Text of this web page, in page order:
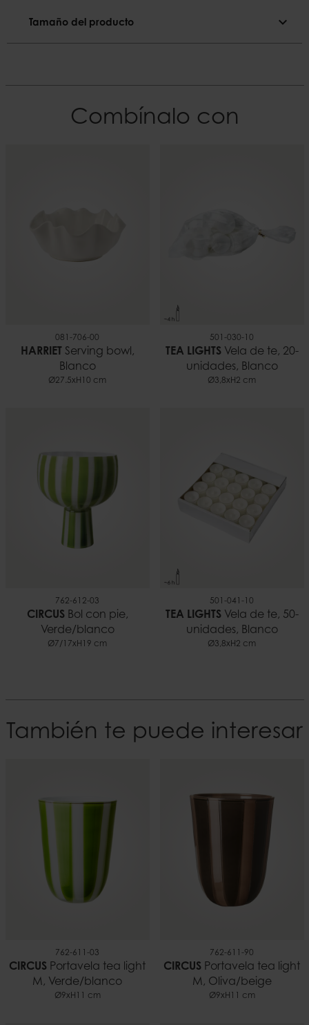
Lavado a mano.
Tamaño del producto expand_more
Combínalo con
081-706-00
HARRIET Serving bowl,
Blanco
Ø27.5xH10 cm
501-030-10
TEA LIGHTSVela de te, 20-
unidades, Blanco
Ø3,8xH2 cm
762-612-03
CIRCUSBol con pie,
Verde/blanco
Ø7/17xH19 cm
501-041-10
TEA LIGHTSVela de te, 50-
unidades, Blanco
Ø3,8xH2 cm
También te puede interesar
762-611-03
CIRCUS Portavela tea light
M, Verde/blanco
Ø9xH11 cm
762-611-90
CIRCUS Portavela tea light
M, Oliva/beige
Ø9xH11 cm